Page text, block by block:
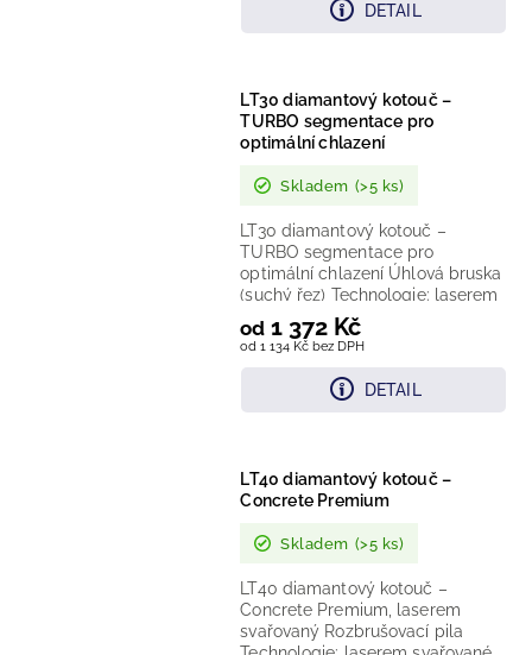
DETAIL
LT30 diamantový kotouč –
TURBO segmentace pro
optimální chlazení
Skladem (>5 ks)
od 1 134 Kč bez DPH
od 1 372 Kč
DETAIL
LT30 diamantový kotouč –
TURBO segmentace pro
optimální chlazení Úhlová bruska
(suchý řez) Technologie: laserem
svařovaný kotouč, TURBO
segmentace pro...
LT40 diamantový kotouč –
Concrete Premium
Skladem (>5 ks)
LT40 diamantový kotouč –
Concrete Premium, laserem
svařovaný Rozbrušovací pila